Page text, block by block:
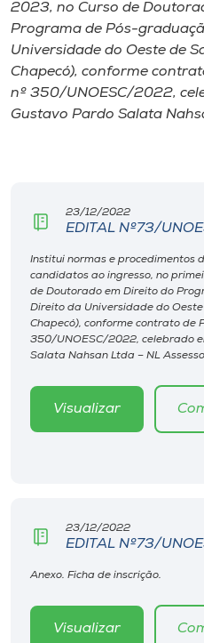
CPA
Biblioteca
Museu
Unoesc
Store
Selecione
o idioma
2023, no Curso de
Programa de Pós-
Universidade do Oeste de
Chapecó), conforme
nº 350/UNOESC/2022,
Gustavo Pardo Salata
23/12/2022
EDITAL Nº73/
Institui normas e procedimentos
candidatos ao ingresso, no
de Doutorado em Direito do
Direito da Universidade do
Chapecó), conforme contrato de
350/UNOESC/2022, celebrado
Salata Nahsan Ltda – NL
Visualizar
23/12/2022
EDITAL Nº73/
Anexo. Ficha de inscrição.
Visualizar